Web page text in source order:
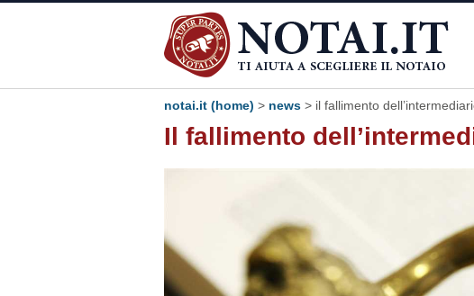
notai.it (home) > news > il fallimento
Il fallimento